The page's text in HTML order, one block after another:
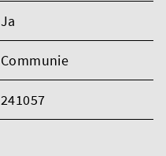
Ja
Communie
241057